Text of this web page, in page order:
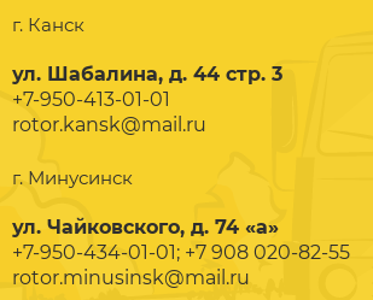
г. Канск
ул. Шабалина, д. 44 стр. 3
+7-950-413-01-01
rotor.kansk@mail.ru
г. Минусинск
ул. Чайковского, д. 74 «а»
+7-950-434-01-01; +7 908 020-82-55
rotor.minusinsk@mail.ru